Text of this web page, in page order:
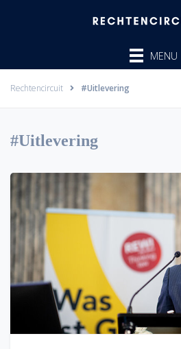
MENU
Rechtencircuit #Uitlevering
#Uitlevering